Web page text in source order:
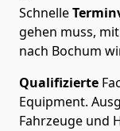
Schnelle
gehen muss,
nach Bochum
Qualifizierte
Equipment.
Fahrzeuge und